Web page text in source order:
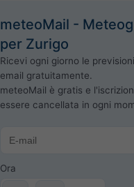
meteoMail -
per Zurigo
Ricevi ogni giorno le
email gratuitamente.
meteoMail è gratis e
essere cancellata in ogni
Ora